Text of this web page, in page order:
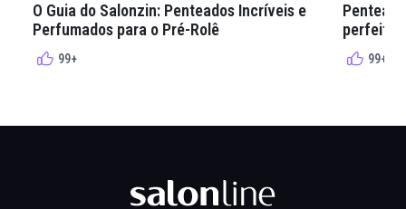
O Guia do Salonzin: Penteados Incríveis e
Perfumados para o Pré-Rolê
99+
perfeita
99+